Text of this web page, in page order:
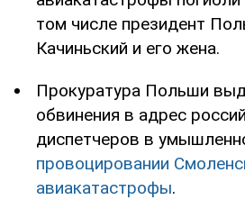
том числе президент
Качиньский и его жена.
Прокуратура Польши
обвинения в адрес
диспетчеров в
провоцировании
авиакатастрофы.